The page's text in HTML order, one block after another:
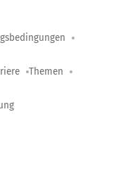
Themen